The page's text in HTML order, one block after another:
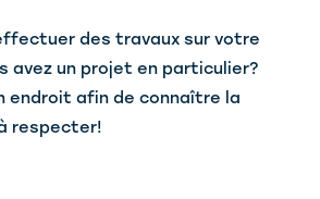
des travaux sur votre
avez un projet en particulier?
endroit afin de connaître la
respecter!